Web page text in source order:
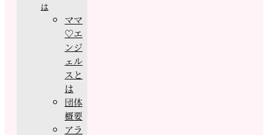
は
ママ
♡エ
ンジ
ェル
スと
は
団体
概要
アラ